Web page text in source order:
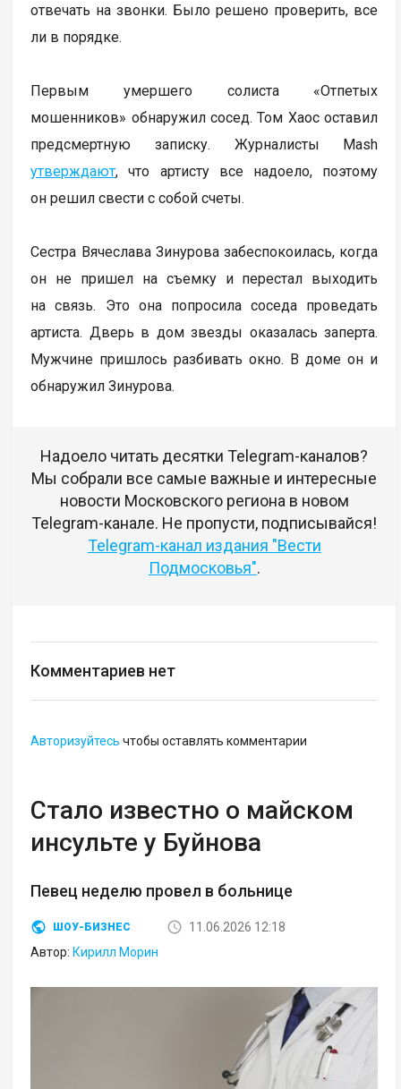
отвечать на звонки. Было решено проверить, все
ли в порядке.
Первым умершего солиста «Отпетых
мошенников» обнаружил сосед. Том Хаос оставил
предсмертную записку. Журналисты Mash
утверждают, что артисту все надоело, поэтому
он решил свести с собой счеты.
Сестра Вячеслава Зинурова забеспокоилась, когда
он не пришел на съемку и перестал выходить
на связь. Это она попросила соседа проведать
артиста. Дверь в дом звезды оказалась заперта.
Мужчине пришлось разбивать окно. В доме он и
обнаружил Зинурова.
Надоело читать десятки Telegram-каналов?
Мы собрали все самые важные и интересные
новости Московского региона в новом
Telegram-канале. Не пропусти, подписывайся!
Telegram-канал издания "Вести
Подмосковья".
Комментариев нет
Авторизуйтесь чтобы оставлять комментарии
Стало известно о майском
инсульте у Буйнова
Певец неделю провел в больнице
ШОУ-БИЗНЕС
11.06.2026 12:18
Автор:Кирилл Морин